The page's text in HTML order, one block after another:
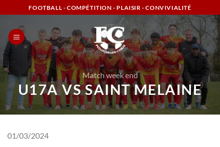
au
contenu
FOOTBALL - COMPÉTITION - PLAISIR - CONVIVIALITÉ
Match week end
U17A VS SAINT MELAINE
01/03/2024